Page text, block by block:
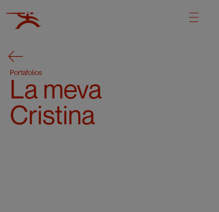
Portafolios
La meva
Cristina